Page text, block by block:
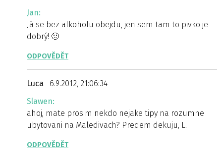
Jan:
Já se bez alkoholu obejdu, jen sem tam to pivko je
dobrý! 🙂
ODPOVĚDĚT
Luca
6.9.2012, 21:06:34
Slawen:
ahoj, mate prosim nekdo nejake tipy na rozumne
ubytovani na Maledivach? Predem dekuju, L.
ODPOVĚDĚT